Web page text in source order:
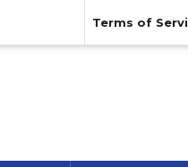
Terms of